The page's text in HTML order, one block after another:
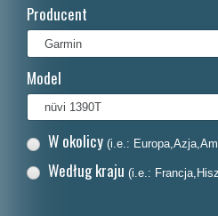
Producent
Model
W okolicy (i.e.:
Według kraju (i.e.: